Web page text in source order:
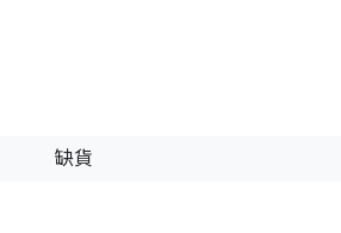
缺貨